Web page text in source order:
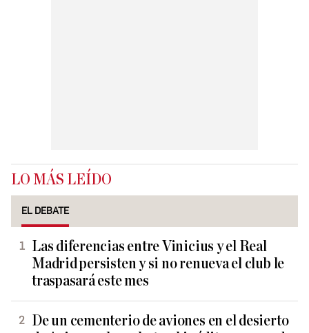
LO MÁS LEÍDO
EL DEBATE
Las diferencias entre Vinicius y el Real
Madrid persisten y si no renueva el club le
traspasará este mes
De un cementerio de aviones en el desierto